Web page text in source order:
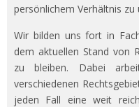
persönlichem Verhältnis
Wir bilden uns fort in
dem aktuellen Stand von
zu bleiben. Dabei
verschiedenen
jeden Fall eine weit